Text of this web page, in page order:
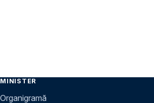
MINISTER
Organigramă